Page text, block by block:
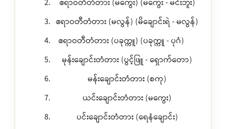
ဧရာဝတီတံတား (မကွေး) (မကွေး - မင်းဘူး)
ဧရာဝတီတံတား (မလွန်) (မိချောင်းရဲ - မလွန်)
ဧရာဝတီတံတား (ပခုက္ကူ) (ပခုက္ကူ - ပုဂံ)
မုန်းချောင်းတံတား (ပွင့်ဖြူ - ရှောက်တော)
မန်းချောင်းတံတား (စကု)
ယင်းချောင်းတံတား (မကွေး)
ပင်းချောင်းတံတား (ရေနံချောင်း)